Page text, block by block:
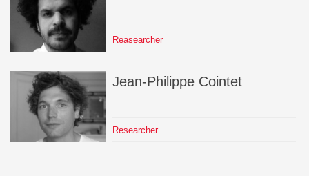
Reasearcher
Jean-Philippe Cointet
Researcher